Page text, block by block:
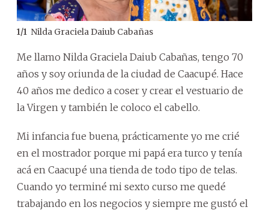
1/1 Nilda Graciela Daiub Cabañas
Me llamo Nilda Graciela Daiub Cabañas, tengo 70
años y soy oriunda de la ciudad de Caacupé. Hace
40 años me dedico a coser y crear el vestuario de
la Virgen y también le coloco el cabello.
Mi infancia fue buena, prácticamente yo me crié
en el mostrador porque mi papá era turco y tenía
acá en Caacupé una tienda de todo tipo de telas.
Cuando yo terminé mi sexto curso me quedé
trabajando en los negocios y siempre me gustó el